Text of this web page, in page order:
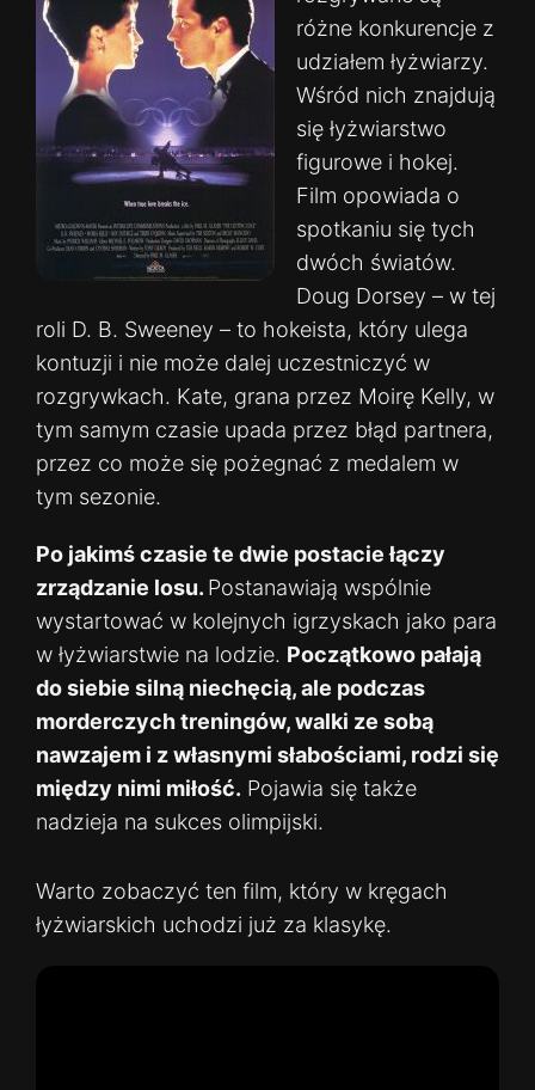
różne konkurencje z
udziałem łyżwiarzy.
Wśród nich znajdują
się łyżwiarstwo
figurowe i hokej.
Film opowiada o
spotkaniu się tych
dwóch światów.
Doug Dorsey – w tej
roli D. B. Sweeney – to hokeista, który ulega
kontuzji i nie może dalej uczestniczyć w
rozgrywkach. Kate, grana przez Moirę Kelly, w
tym samym czasie upada przez błąd partnera,
przez co może się pożegnać z medalem w
tym sezonie.
Po jakimś czasie te dwie postacie łączy
zrządzanie losu. Postanawiają wspólnie
wystartować w kolejnych igrzyskach jako para
w łyżwiarstwie na lodzie. Początkowo pałają
do siebie silną niechęcią, ale podczas
morderczych treningów, walki ze sobą
nawzajem i z własnymi słabościami, rodzi się
między nimi miłość. Pojawia się także
nadzieja na sukces olimpijski.
Warto zobaczyć ten film, który w kręgach
łyżwiarskich uchodzi już za klasykę.